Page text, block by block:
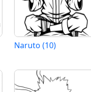
Naruto (10)